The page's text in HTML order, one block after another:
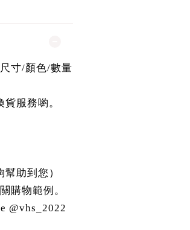
寸/顏色/數量
服務喲。
助到您）
購物範例。
@vhs_2022